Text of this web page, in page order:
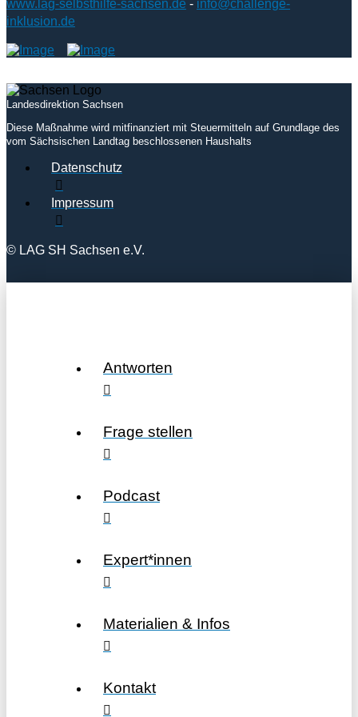
www.lag-selbsthilfe-sachsen.de - info@challenge-
inklusion.de
Landesdirektion Sachsen
Diese Maßnahme wird mitfinanziert mit Steuermitteln auf Grundlage des
vom Sächsischen Landtag beschlossenen Haushalts
Datenschutz
Impressum
© LAG SH Sachsen e.V.
Antworten
Frage stellen
Podcast
Expert*innen
Materialien & Infos
Kontakt